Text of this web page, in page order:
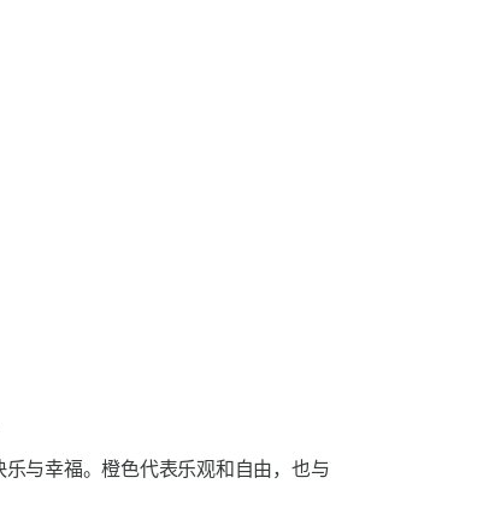
与幸福。橙色代表乐观和自由，也与